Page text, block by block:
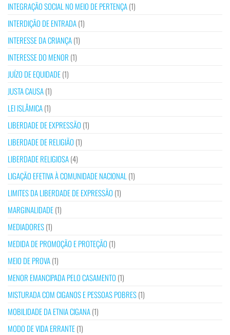
INTEGRAÇÃO SOCIAL NO MEIO DE PERTENÇA(1)
INTERDIÇÃO DE ENTRADA(1)
INTERESSE DA CRIANÇA(1)
INTERESSE DO MENOR (1)
JUÍZO DE EQUIDADE(1)
JUSTA CAUSA(1)
LEI ISLÂMICA(1)
LIBERDADE DE EXPRESSÃO (1)
LIBERDADE DE RELIGIÃO (1)
LIBERDADE RELIGIOSA(4)
LIGAÇÃO EFETIVA À COMUNIDADE NACIONAL(1)
LIMITES DA LIBERDADE DE EXPRESSÃO (1)
MARGINALIDADE(1)
MEDIADORES(1)
MEDIDA DE PROMOÇÃO E PROTEÇÃO (1)
MEIO DE PROVA(1)
MENOR EMANCIPADA PELO CASAMENTO (1)
MISTURADA COM CIGANOS E PESSOAS POBRES(1)
MOBILIDADE DA ETNIA CIGANA(1)
MODO DE VIDA ERRANTE(1)